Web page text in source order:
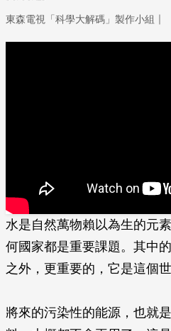
東森電視「科學大解碼」製作小組 ｜
水是自然萬物賴以為生的元
何國家都是重要課題。其中
之外，更重要的，它是這個
將來的污染性的能源，也就